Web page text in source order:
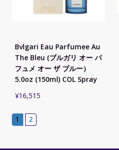
Bvlgari Eau Parfumee Au
The Bleu (ブルガリ オー パ
フュメ オー ザ ブルー）
5.0oz (150ml) COL Spray
¥16,515
1 2